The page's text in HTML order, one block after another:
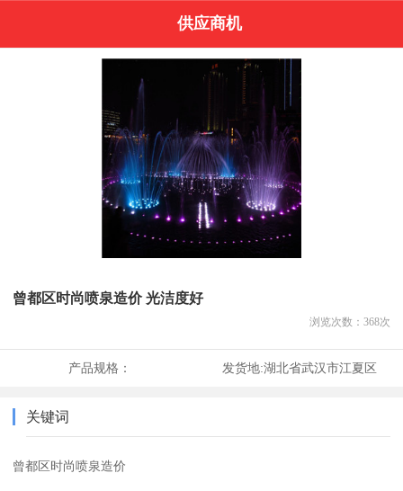
供应商机
曾都区时尚喷泉造价 光洁度好
浏览次数： 368次
产品规格： 发货地:湖北省武汉市江夏区
关键词
曾都区时尚喷泉造价